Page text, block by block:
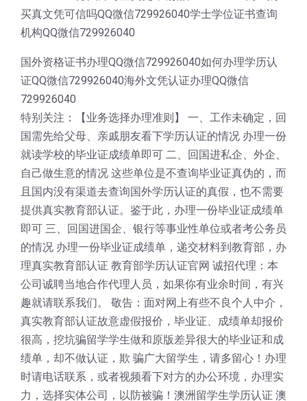
买真文凭可信吗QQ微信729926040学士学位证书查询
机构QQ微信729926040
国外资格证书办理QQ微信729926040如何办理学历认
证QQ微信729926040海外文凭认证办理QQ微信
729926040
特别关注：【业务选择办理准则】 一、工作未确定，回
国需先给父母、亲戚朋友看下学历认证的情况 办理一份
就读学校的毕业证成绩单即可 二、回国进私企、外企、
自己做生意的情况 这些单位是不查询毕业证真伪的，而
且国内没有渠道去查询国外学历认证的真假，也不需要
提供真实教育部认证。鉴于此，办理一份毕业证成绩单
即可 三、回国进国企、银行等事业性单位或者考公务员
的情况 办理一份毕业证成绩单，递交材料到教育部，办
理真实教育部认证 教育部学历认证官网 诚招代理：本
公司诚聘当地合作代理人员，如果你有业余时间，有兴
趣就请联系我们。 敬告：面对网上有些不良个人中介，
真实教育部认证故意虚假报价，毕业证、成绩单却报价
很高，挖坑骗留学学生做和原版差异很大的毕业证和成
绩单，却不做认证，欺 骗广大留学生，请多留心！办理
时请电话联系，或者视频看下对方的办公环境，办理实
力，选择实体公司，以防被骗！澳洲留学生学历认证 澳